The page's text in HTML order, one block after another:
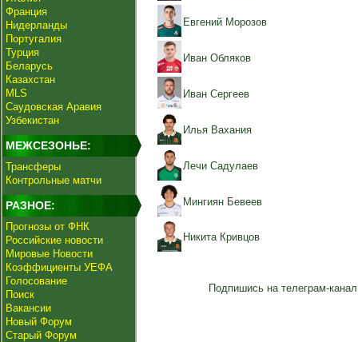
Франция
Нидерланды
Португалия
Турция
Беларусь
Казахстан
MLS
Саудовская Аравия
Узбекистан
МЕЖСЕЗОНЬЕ:
Трансферы
Контрольные матчи
РАЗНОЕ:
Прогнозы от ФНК
Российские новости
Мировые Новости
Коэффициенты УЕФА
Голосование
Поиск
Вакансии
Новый Форум
Старый Форум
Евгений Морозов
Иван Обляков
Иван Сергеев
Илья Вахания
Лечи Садулаев
Мингиян Бевеев
Никита Кривцов
Подпишись на телеграм-